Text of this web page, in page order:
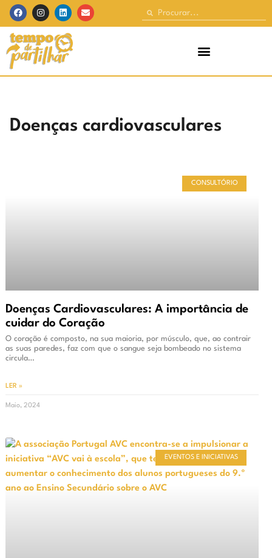
Doenças cardiovasculares
CONSULTÓRIO
Doenças Cardiovasculares: A importância de
cuidar do Coração
O coração é composto, na sua maioria, por músculo, que, ao contrair
as suas paredes, faz com que o sangue seja bombeado no sistema
circula…
LER »
Maio, 2024
EVENTOS E INICIATIVAS